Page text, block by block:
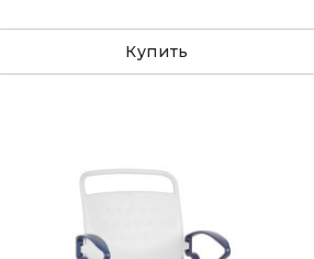
Купить